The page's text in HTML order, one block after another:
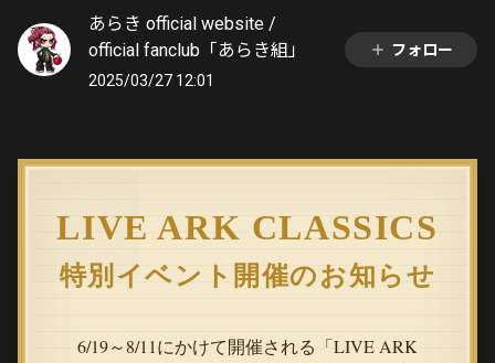
あらき official website /
official fanclub「あらき組」
2025/03/27 12:01
フォロー
LIVE ARK CLASSICS
特別イベント開催のお知らせ
6/19～8/11にかけて開催される「LIVE ARK